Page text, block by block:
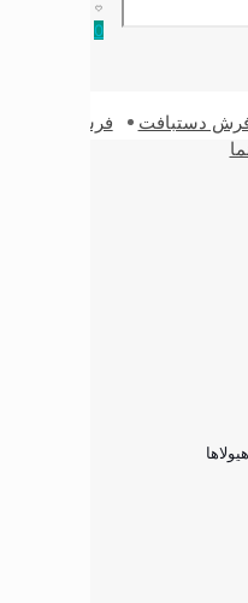
0
دستبافت
فرشینه